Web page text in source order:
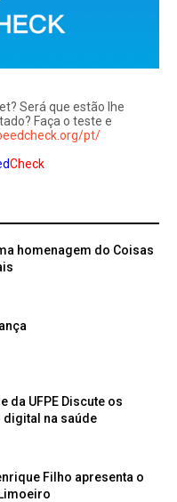
Será que estão lhe
Faça o teste e
pt/
Check
homenagem do Coisas
da UFPE Discute os
Filho apresenta o